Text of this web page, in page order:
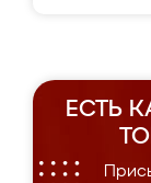
ЕСТЬ